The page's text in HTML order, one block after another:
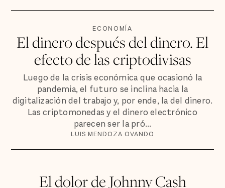
ECONOMÍA
El dinero después del dinero. El
efecto de las criptodivisas
Luego de la crisis económica que ocasionó la
pandemia, el futuro se inclina hacia la
digitalización del trabajo y, por ende, la del dinero.
Las criptomonedas y el dinero electrónico
parecen ser la pró...
LUIS MENDOZA OVANDO
El dolor de Johnny Cash